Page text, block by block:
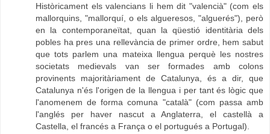
Històricament els valencians li hem dit "valencià" (com els
mallorquins, "mallorquí, o els algueresos, "alguerés"), però
en la contemporaneïtat, quan la qüestió identitària dels
pobles ha pres una rellevància de primer ordre, hem sabut
que tots parlem una mateixa llengua perquè les nostres
societats medievals van ser formades amb colons
provinents majoritàriament de Catalunya, és a dir, que
Catalunya n'és l'origen de la llengua i per tant és lògic que
l'anomenem de forma comuna "català" (com passa amb
l'anglés per haver nascut a Anglaterra, el castellà a
Castella, el francés a França o el portugués a Portugal).